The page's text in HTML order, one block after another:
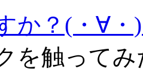
か？(・∀・
を触って